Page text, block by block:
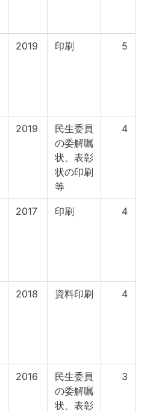
2019 印刷 5
2019
民生委員
の委解嘱
状、表彰
状の印刷
等
4
2017 印刷 4
2018 資料印刷 4
2016
民生委員
の委解嘱
状、表彰
3